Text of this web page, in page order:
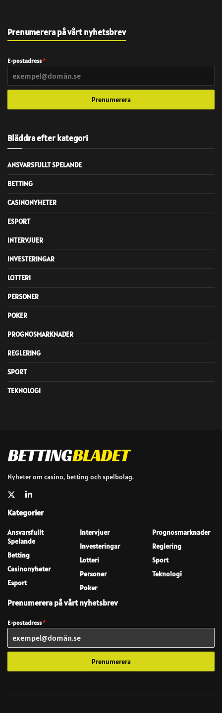
Prenumerera på vårt nyhetsbrev
E-postadress*
Prenumerera
Bläddra efter kategori
ANSVARSFULLT SPELANDE
BETTING
CASINONYHETER
ESPORT
INTERVJUER
INVESTERINGAR
LOTTERI
PERSONER
POKER
PROGNOSMARKNADER
REGLERING
SPORT
TEKNOLOGI
Nyheter om casino, betting och spelbolag.
Kategorier
Ansvarsfullt
Spelande
Betting
Casinonyheter
Esport
Intervjuer
Investeringar
Lotteri
Personer
Poker
Prognosmarknader
Reglering
Sport
Teknologi
Prenumerera på vårt nyhetsbrev
E-postadress*
Prenumerera